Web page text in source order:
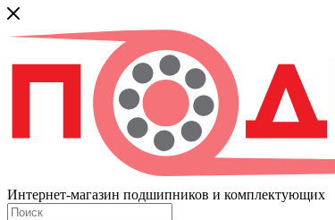
Интернет-магазин подшипников и комплектующих